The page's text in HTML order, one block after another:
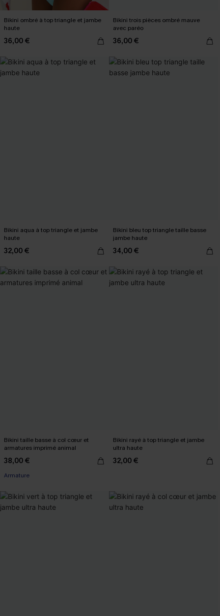
Bikini ombré à top triangle et jambe
haute
36,00 €
Bikini trois pièces ombré mauve
avec paréo
36,00 €
Bikini aqua à top triangle et jambe
haute
32,00 €
Bikini bleu top triangle taille basse
jambe haute
34,00 €
Bikini taille basse à col cœur et
armatures imprimé animal
38,00 €
Armature
Bikini rayé à top triangle et jambe
ultra haute
32,00 €